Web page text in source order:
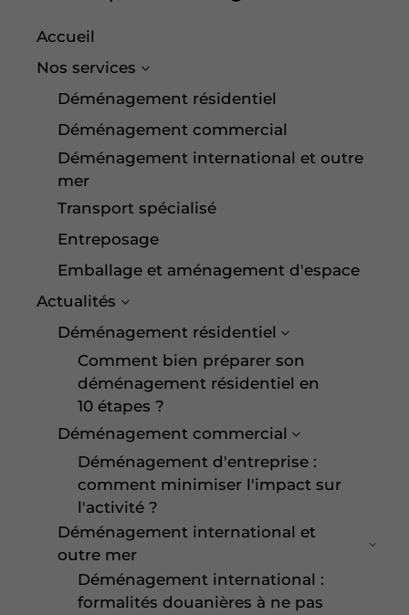
Accueil
Nos services
Déménagement résidentiel
Déménagement commercial
Déménagement international et outre
mer
Transport spécialisé
Entreposage
Emballage et aménagement d'espace
Actualités
Déménagement résidentiel
Comment bien préparer son
déménagement résidentiel en
10 étapes ?
Déménagement commercial
Déménagement d'entreprise :
comment minimiser l'impact sur
l'activité ?
Déménagement international et
outre mer
Déménagement international :
formalités douanières à ne pas